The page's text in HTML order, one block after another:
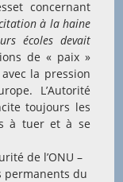
concernant
à la haine
écoles devait
de « paix »
la pression
L’Autorité
toujours les
à tuer et à se
de l’ONU –
permanents du